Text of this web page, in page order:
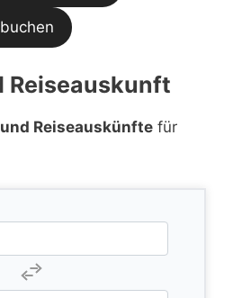
Reiseauskunft
Reiseauskünfte für